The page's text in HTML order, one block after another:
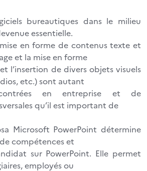
bureautiques dans le milieu
essentielle.
en forme de contenus texte et
et la mise en forme
l’insertion de divers objets visuels
etc.) sont autant
en entreprise et de
qu’il est important de
Microsoft PowerPoint détermine
compétences et
sur PowerPoint. Elle permet
employés ou